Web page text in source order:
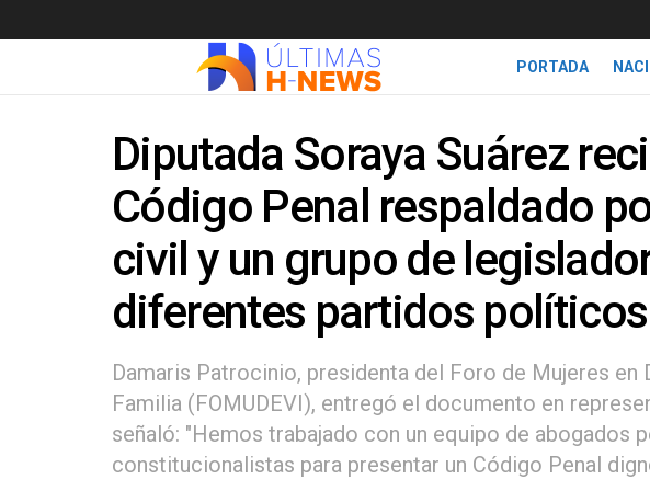
PORTADA
Diputada Soraya Suárez
Código Penal respaldado
civil y un grupo de
diferentes partidos políticos
Damaris Patrocinio, presidenta del Foro de Mujeres en
Familia (FOMUDEVI), entregó el documento en
señaló: "Hemos trabajado con un equipo de abogados
constitucionalistas para presentar un Código Penal